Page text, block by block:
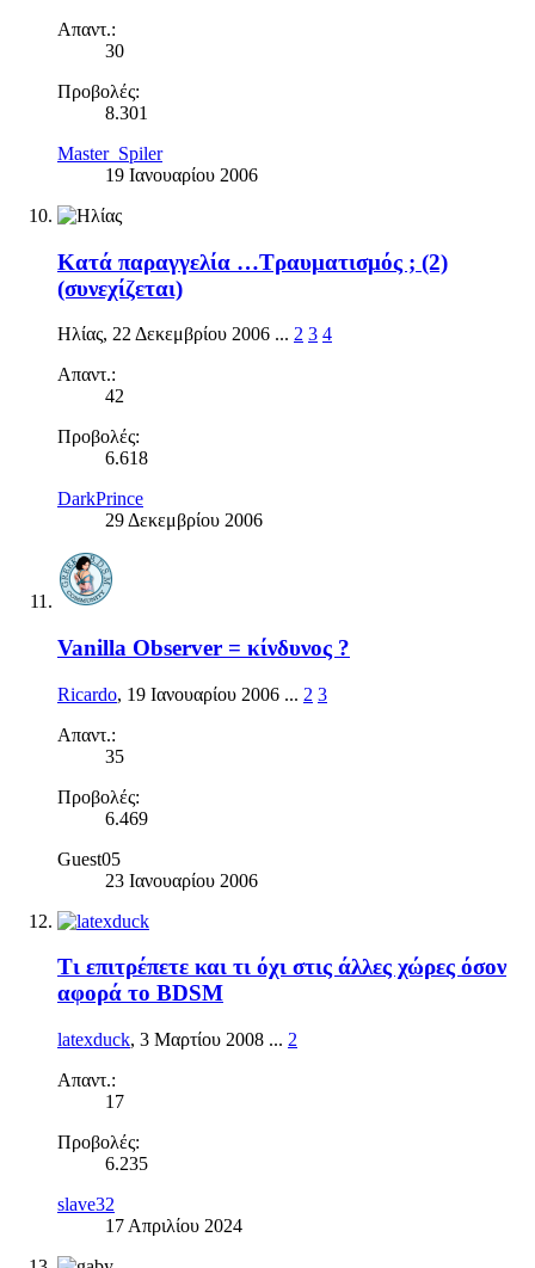
Απαντ.:
30
Προβολές:
8.301
Master_Spiler
19 Ιανουαρίου 2006
Κατά παραγγελία …Τραυματισμός ; (2)
(συνεχίζεται)
Ηλίας, 22 Δεκεμβρίου 2006 ... 2 3 4
Απαντ.:
42
Προβολές:
6.618
DarkPrince
29 Δεκεμβρίου 2006
Vanilla Observer = κίνδυνος ?
Ricardo, 19 Ιανουαρίου 2006 ... 2 3
Απαντ.:
35
Προβολές:
6.469
Guest05
23 Ιανουαρίου 2006
Τι επιτρέπετε και τι όχι στις άλλες χώρες όσον
αφορά το BDSM
latexduck, 3 Μαρτίου 2008 ... 2
Απαντ.:
17
Προβολές:
6.235
slave32
17 Απριλίου 2024